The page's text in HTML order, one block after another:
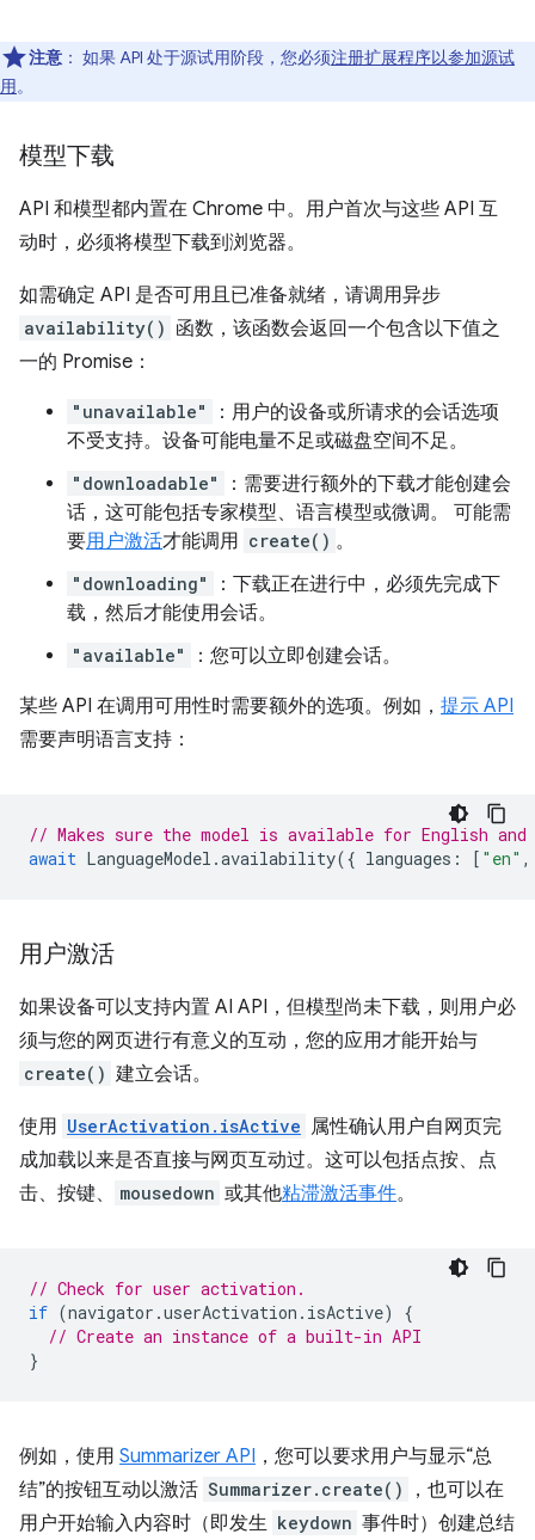
注意 ： 如果 API 处于源试用阶段，您必须注册扩展程序以参加源试
用。
模型下载
API 和模型都内置在 Chrome 中。用户首次与这些 API 互
动时，必须将模型下载到浏览器。
如需确定 API 是否可用且已准备就绪，请调用异步
availability() 函数，该函数会返回一个包含以下值之
一的 Promise：
"unavailable"
：用户的设备或所请求的会话选项
不受支持。设备可能电量不足或磁盘空间不足。
"downloadable"
：需要进行额外的下载才能创建会
话，这可能包括专家模型、语言模型或微调。 可能需
要用户激活才能调用 create() 。
"downloading"
：下载正在进行中，必须先完成下
载，然后才能使用会话。
"available" ：您可以立即创建会话。
某些 API 在调用可用性时需要额外的选项。例如， 提示 API
需要声明语言支持：
// Makes sure the model is available for English and
await LanguageModel .availability({ languages : [ "en" ,
用户激活
如果设备可以支持内置 AI API，但模型尚未下载，则用户必
须与您的网页进行有意义的互动，您的应用才能开始与
create() 建立会话。
使用 UserActivation.isActive 属性确认用户自网页完
成加载以来是否直接与网页互动过。这可以包括点按、点
击、按键、
mousedown 或其他粘滞激活事件。
// Check for user activation.
if (navigator .userActivation . isActive)
{
// Create an instance of a built-in API
}
例如，使用 Summarizer API ，您可以要求用户与显示“总
结”的按钮互动以激活 Summarizer.create()
，也可以在
用户开始输入内容时（即发生 keydown 事件时）创建总结